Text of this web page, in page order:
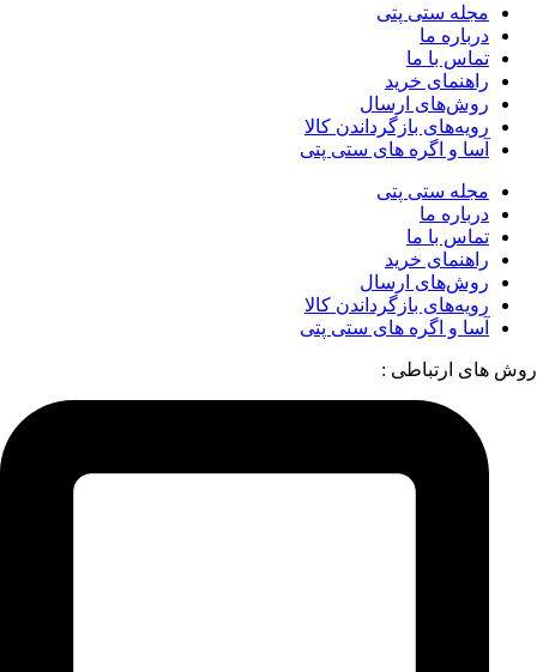
مجله ستی پتی
درباره ما
تماس با ما
راهنمای خرید
روش‌های ارسال
رویه‌های بازگرداندن کالا
آسا و اگره های ستی پتی
مجله ستی پتی
درباره ما
تماس با ما
راهنمای خرید
روش‌های ارسال
رویه‌های بازگرداندن کالا
آسا و اگره های ستی پتی
روش های ارتباطی :